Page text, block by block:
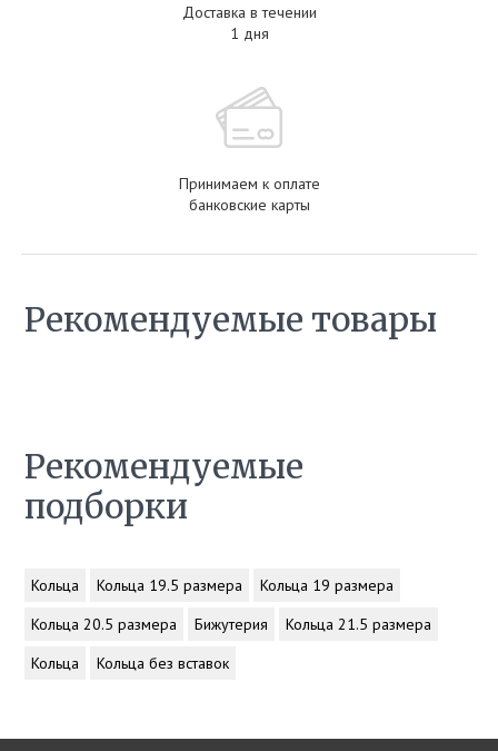
Доставка в течении
1 дня
Принимаем к оплате
банковские карты
Рекомендуемые товары
Рекомендуемые
подборки
Кольца Кольца 19.5 размера
Кольца 19 размера
Кольца 20.5 размера
Бижутерия
Кольца 21.5 размера
Кольца
Кольца без вставок